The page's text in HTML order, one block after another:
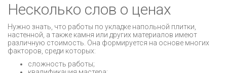
Несколько слов о ценах
Нужно знать, что работы по укладке напольной плитки,
настенной, а также камня или других материалов имеют
различную стоимость. Она формируется на основе многих
факторов, среди которых:
сложность работы;